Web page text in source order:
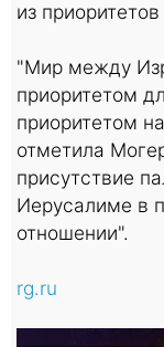
из
"Мир между
приоритетом
приоритетом
отметила
присутствие
Иерусалиме в
отношении".
rg.ru